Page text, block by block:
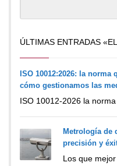
ÚLTIMAS ENTRADAS
ISO 10012:2026: la norma
cómo gestionamos las
ISO 10012-2026 la
Metrología de
precisión y
Los que